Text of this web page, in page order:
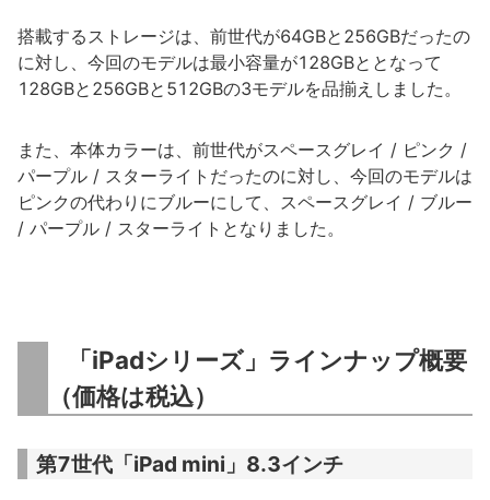
搭載するストレージは、前世代が64GBと256GBだったの
に対し、今回のモデルは最小容量が128GBととなって
128GBと256GBと512GBの3モデルを品揃えしました。
また、本体カラーは、前世代がスペースグレイ / ピンク /
パープル / スターライトだったのに対し、今回のモデルは
ピンクの代わりにブルーにして、スペースグレイ / ブルー
/ パープル / スターライトとなりました。
「iPadシリーズ」ラインナップ概要
（価格は税込）
第7世代「iPad mini」8.3インチ